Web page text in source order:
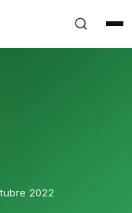
Municipal del
2022